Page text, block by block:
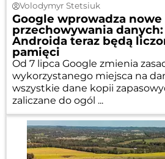
Volodymyr Stetsiuk
Google wprowadza nowe
przechowywania
Androida teraz będą
pamięci
Od 7 lipca Google zmienia
wykorzystanego miejsca na
wszystkie dane kopii
zaliczane do ogól ...